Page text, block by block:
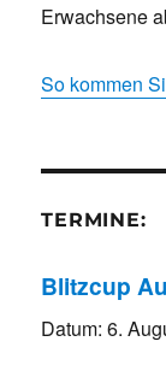
Erwachsene
So kommen
TERMINE:
Blitzcup
Datum:6.